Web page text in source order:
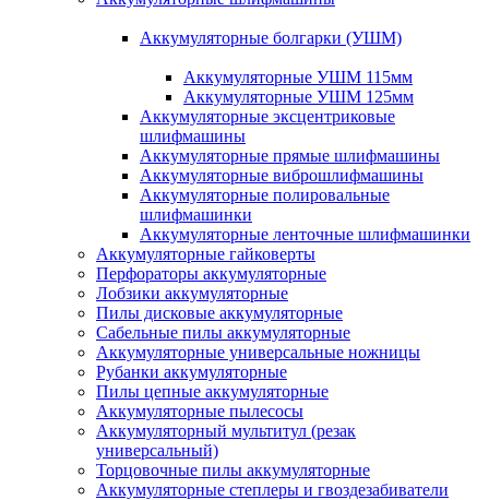
Аккумуляторные болгарки (УШМ)
Аккумуляторные УШМ 115мм
Аккумуляторные УШМ 125мм
Аккумуляторные эксцентриковые
шлифмашины
Аккумуляторные прямые шлифмашины
Аккумуляторные виброшлифмашины
Аккумуляторные полировальные
шлифмашинки
Аккумуляторные ленточные шлифмашинки
Аккумуляторные гайковерты
Перфораторы аккумуляторные
Лобзики аккумуляторные
Пилы дисковые аккумуляторные
Сабельные пилы аккумуляторные
Аккумуляторные универсальные ножницы
Рубанки аккумуляторные
Пилы цепные аккумуляторные
Аккумуляторные пылесосы
Аккумуляторный мультитул (резак
универсальный)
Торцовочные пилы аккумуляторные
Аккумуляторные степлеры и гвоздезабиватели